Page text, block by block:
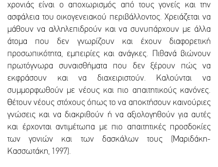
χρονιάς είναι ο αποχωρισμός από τους γονείς και την
ασφάλεια του οικογενειακού περιβάλλοντος. Χρειάζεται να
μάθουν να αλληλεπιδρούν και να συνυπάρχουν με άλλα
άτομα που δεν γνωρίζουν και έχουν διαφορετική
προσωπικότητα, εμπειρίες και ανάγκες. Πιθανά βιώνουν
πρωτόγνωρα συναισθήματα που δεν ξέρουν πώς να
εκφράσουν και να διαχειριστούν. Καλούνται να
συμμορφωθούν με νέους και πιο απαιτητικούς κανόνες.
Θέτουν νέους στόχους όπως το να αποκτήσουν καινούριες
γνώσεις και να διακριθούν ή να αξιολογηθούν για αυτές
και έρχονται αντιμέτωπα με πιο απαιτητικές προσδοκίες
των γονιών και των δασκάλων τους (Μαριδάκη-
Κασσωτάκη, 1997).